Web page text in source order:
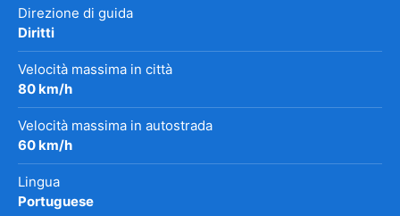
Direzione di guida
Diritti
Velocità massima in città
80 km/h
Velocità massima in autostrada
60 km/h
Lingua
Portuguese